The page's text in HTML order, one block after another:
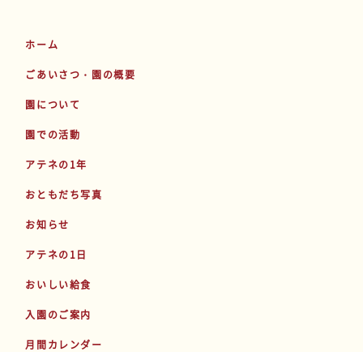
ホーム
ごあいさつ・園の概要
園について
園での活動
アテネの1年
おともだち写真
お知らせ
アテネの1日
おいしい給食
入園のご案内
月間カレンダー